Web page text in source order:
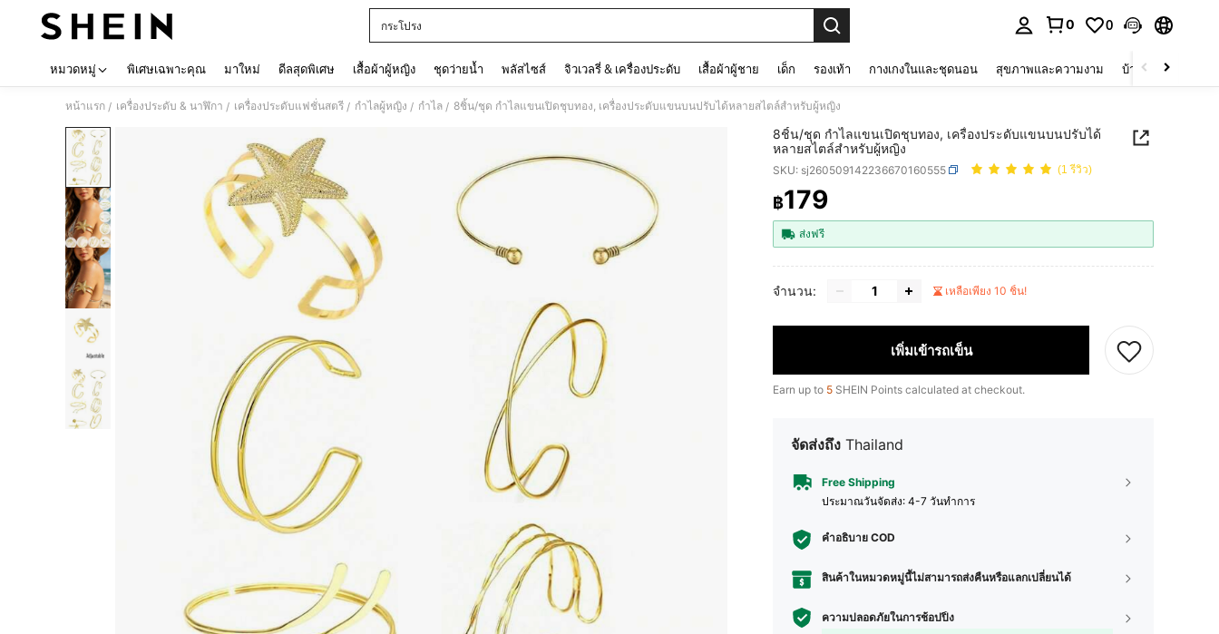
กระโปรง
0 0
หมวดหมู่ พิเศษเฉพาะคุณ มาใหม่ ดีลสุดพิเศษ เสื้อผ้าผู้หญิง ชุดว่ายน้ำ พลัสไซส์ จิวเวลรี่ & เครื่องประดับ เสื้อผ้าผู้ชาย เด็ก รองเท้า กางเกงในและชุดนอน สุขภาพและความงาม บ้านและที่อยู่อาศัย
หน้าแรก / เครื่องประดับ & นาฬิกา / เครื่องประดับแฟชั่นสตรี / กำไลผู้หญิง / กำไล / 8ชิ้น/ชุด กำไลแขนเปิดชุบทอง, เครื่องประดับแขนบนปรับได้หลายสไตล์สำหรับผู้หญิง
8ชิ้น/ชุด กำไลแขนเปิดชุบทอง, เครื่องประดับแขนบนปรับได้
หลายสไตล์สำหรับผู้หญิง
SKU: sj260509142236670160555 (1 รีวิว)
PRICE AND AVAILABILITY
฿179
ส่งฟรี
จำนวน: เหลือเพียง 10 ชิ้น!
เพิ่มเข้ารถเข็น
Earn up to 5 SHEIN Points calculated at checkout.
จัดส่งถึง Thailand
Free Shipping
ประมาณวันจัดส่ง: 4-7 วันทำการ
คำอธิบาย COD
สินค้าในหมวดหมู่นี้ไม่สามารถส่งคืนหรือแลกเปลี่ยนได้
ความปลอดภัยในการช้อปปิ้ง